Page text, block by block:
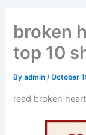
broken
top 10
Byadmin/October
read broken